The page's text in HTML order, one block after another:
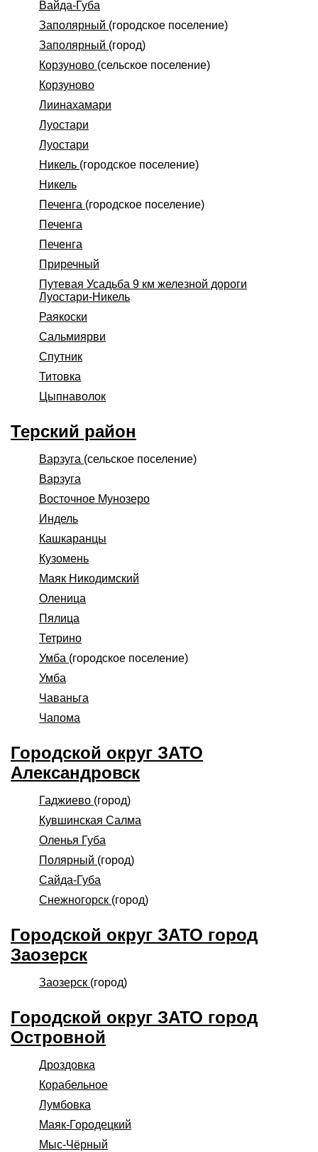
Вайда-Губа
Заполярный (городское поселение)
Заполярный (город)
Корзуново (сельское поселение)
Корзуново
Лиинахамари
Луостари
Луостари
Никель (городское поселение)
Никель
Печенга (городское поселение)
Печенга
Печенга
Приречный
Путевая Усадьба 9 км железной дороги
Луостари-Никель
Раякоски
Сальмиярви
Спутник
Титовка
Цыпнаволок
Терский район
Варзуга (сельское поселение)
Варзуга
Восточное Мунозеро
Индель
Кашкаранцы
Кузомень
Маяк Никодимский
Оленица
Пялица
Тетрино
Умба (городское поселение)
Умба
Чаваньга
Чапома
Городской округ ЗАТО
Александровск
Гаджиево (город)
Кувшинская Салма
Оленья Губа
Полярный (город)
Сайда-Губа
Снежногорск (город)
Городской округ ЗАТО город
Заозерск
Заозерск (город)
Городской округ ЗАТО город
Островной
Дроздовка
Корабельное
Лумбовка
Маяк-Городецкий
Мыс-Чёрный